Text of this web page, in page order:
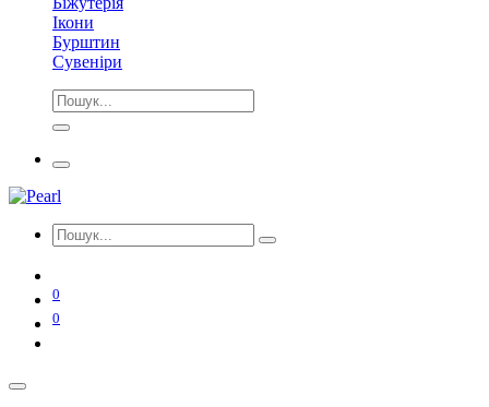
Ікони
Бурштин
Сувеніри
0
0